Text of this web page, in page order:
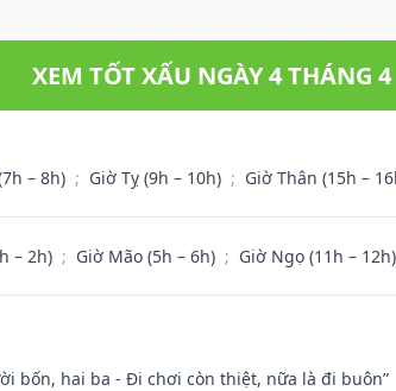
XEM TỐT XẤU NGÀY 4 THÁNG 4
– 8h) ; Giờ Tỵ (9h – 10h) ; Giờ Thân (15h –
– 2h) ; Giờ Mão (5h – 6h) ; Giờ Ngọ (11h – 12h)
bốn, hai ba - Đi chơi còn thiệt, nữa là đi buôn”